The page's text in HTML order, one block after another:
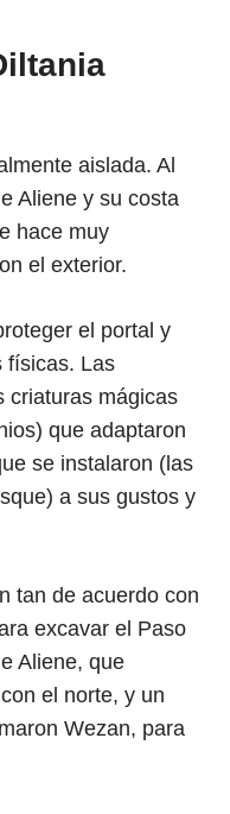
aislada. Al
Aliene y su costa
hace muy
el exterior.
el portal y
físicas. Las
criaturas mágicas
que adaptaron
se instalaron (las
a sus gustos y
tan de acuerdo con
excavar el Paso
Aliene, que
el norte, y un
Wezan, para